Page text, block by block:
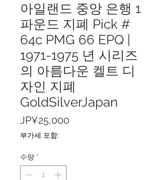
아일랜드 중앙 은행 1
파운드 지폐 Pick #
64c PMG 66 EPQ |
1971-1975 년 시리즈
의 아름다운 켈트 디
자인 지폐
GoldSilverJapan
JP¥25,000
부가세 포함:
수량 *